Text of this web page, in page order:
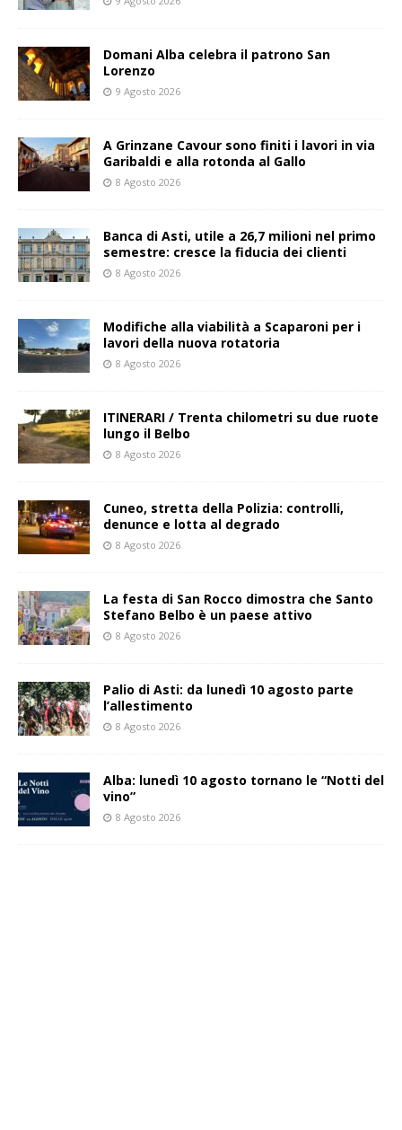
Domani Alba celebra il patrono San
Lorenzo
9 Agosto 2026
A Grinzane Cavour sono finiti i lavori in via
Garibaldi e alla rotonda al Gallo
8 Agosto 2026
Banca di Asti, utile a 26,7 milioni nel primo
semestre: cresce la fiducia dei clienti
8 Agosto 2026
Modifiche alla viabilità a Scaparoni per i
lavori della nuova rotatoria
8 Agosto 2026
ITINERARI / Trenta chilometri su due ruote
lungo il Belbo
8 Agosto 2026
Cuneo, stretta della Polizia: controlli,
denunce e lotta al degrado
8 Agosto 2026
La festa di San Rocco dimostra che Santo
Stefano Belbo è un paese attivo
8 Agosto 2026
Palio di Asti: da lunedì 10 agosto parte
l’allestimento
8 Agosto 2026
Alba: lunedì 10 agosto tornano le “Notti del
vino”
8 Agosto 2026